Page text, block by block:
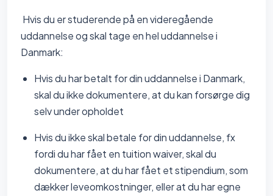
Hvis du er studerende på en videregående
uddannelse og skal tage en hel uddannelse i
Danmark:
Hvis du har betalt for din uddannelse i Danmark,
skal du ikke dokumentere, at du kan forsørge dig
selv under opholdet
Hvis du ikke skal betale for din uddannelse, fx
fordi du har fået en tuition waiver, skal du
dokumentere, at du har fået et stipendium, som
dækker leveomkostninger, eller at du har egne